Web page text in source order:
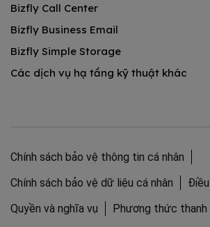
Bizfly Call Center
Bizfly Business Email
Bizfly Simple Storage
Các dịch vụ hạ tầng kỹ thuật khác
Chính sách bảo vệ thông tin cá nhân
Chính sách bảo vệ dữ liệu cá nhân
Quyền và nghĩa vụ
Phương thức thanh